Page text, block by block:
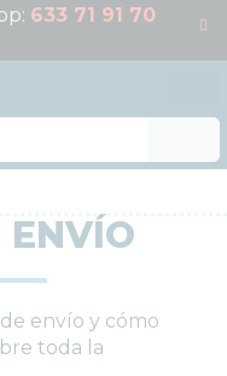
633 71 91 70
ENVÍO
envío y cómo
toda la